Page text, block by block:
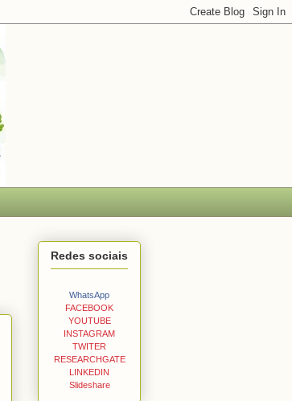
Redes sociais
WhatsApp
FACEBOOK
YOUTUBE
INSTAGRAM
TWITER
RESEARCHGATE
LINKEDIN
Slideshare